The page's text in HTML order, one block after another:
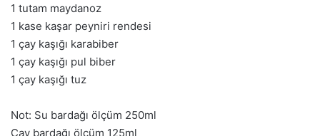
1 tutam maydanoz
1 kase kaşar peyniri rendesi
1 çay kaşığı karabiber
1 çay kaşığı pul biber
1 çay kaşığı tuz
Not: Su bardağı ölçüm 250ml
Çay bardağı ölçüm 125ml